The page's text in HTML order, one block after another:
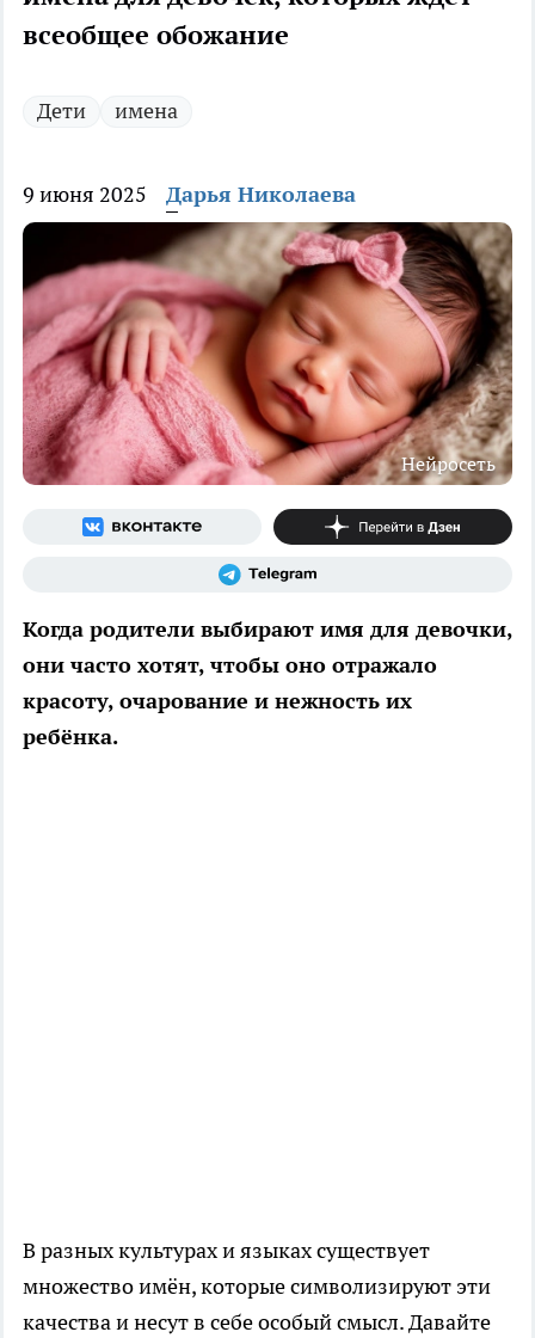
всеобщее обожание
Дети имена
9 июня 2025 Дарья Николаева
Нейросеть
Когда родители выбирают имя для девочки,
они часто хотят, чтобы оно отражало
красоту, очарование и нежность их
ребёнка.
В разных культурах и языках существует
множество имён, которые символизируют эти
качества и несут в себе особый смысл. Давайте